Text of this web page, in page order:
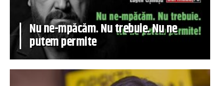
Nu ne-mpăcăm. Nu trebuie. Nu ne
putem permite